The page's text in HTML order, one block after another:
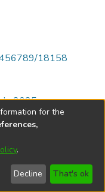
18158
2025
Córdoba
for the
.
Decline That's ok